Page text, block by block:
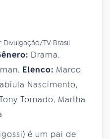
TV Brasil
Drama.
Elenco: Marco
Nascimento,
Tornado, Martha
é um pai de